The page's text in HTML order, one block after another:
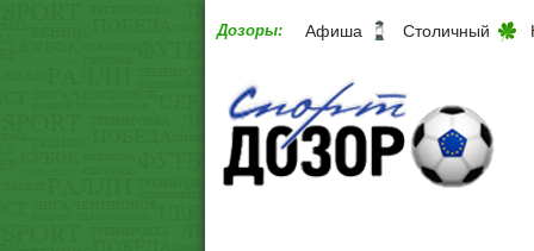
Дозоры: Афиша Столичный